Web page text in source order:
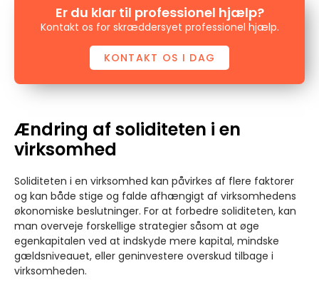
Er du klar til professionel hjælp?
Kontakt os for skræddersyet professionel hjælp.
KONTAKT OS I DAG
Ændring af soliditeten i en
virksomhed
Soliditeten i en virksomhed kan påvirkes af flere faktorer
og kan både stige og falde afhængigt af virksomhedens
økonomiske beslutninger. For at forbedre soliditeten, kan
man overveje forskellige strategier såsom at øge
egenkapitalen ved at indskyde mere kapital, mindske
gældsniveauet, eller geninvestere overskud tilbage i
virksomheden.